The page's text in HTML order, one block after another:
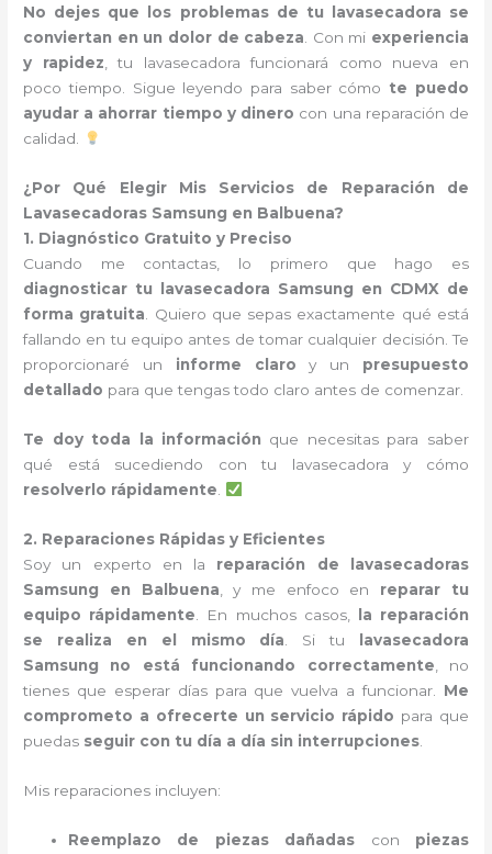
No dejes que los problemas de tu lavasecadora se
conviertan en un dolor de cabeza . Con mi experiencia
y rapidez , tu lavasecadora funcionará como nueva en
poco tiempo. Sigue leyendo para saber cómo te puedo
ayudar a ahorrar tiempo y dinero con una reparación de
calidad.
¿Por Qué Elegir Mis Servicios de Reparación de
Lavasecadoras Samsung en Balbuena?
1. Diagnóstico Gratuito y Preciso
Cuando me contactas, lo primero que hago es
diagnosticar tu lavasecadora Samsung en CDMX de
forma gratuita . Quiero que sepas exactamente qué está
fallando en tu equipo antes de tomar cualquier decisión. Te
proporcionaré un informe claro y un presupuesto
detallado para que tengas todo claro antes de comenzar.
Te doy toda la información que necesitas para saber
qué está sucediendo con tu lavasecadora y cómo
resolverlo rápidamente
2. Reparaciones Rápidas y Eficientes
Soy un experto en la reparación de lavasecadoras
Samsung en Balbuena , y me enfoco en reparar tu
equipo rápidamente . En muchos casos,
la reparación
se realiza en el mismo día . Si tu
lavasecadora
Samsung no está funcionando correctamente , no
tienes que esperar días para que vuelva a funcionar. Me
comprometo a ofrecerte un servicio rápido para que
puedas seguir con tu día a día sin interrupciones
Mis reparaciones incluyen:
Reemplazo de piezas dañadas con piezas